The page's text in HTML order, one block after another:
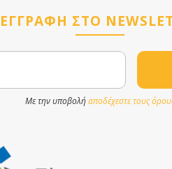
ΕΓΓΡΑΦΗ ΣΤΟ
Name
Με την υποβολήαποδέχεστε τους